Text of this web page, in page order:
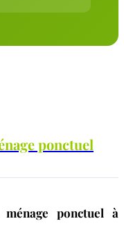
ponctuel
ponctuel à